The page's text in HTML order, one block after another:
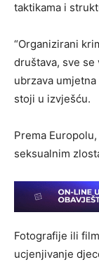
taktikama i
“Organizirani
društava, sve
ubrzava
stoji u izvješću.
Prema
seksualnim
Fotografije ili
ucjenjivanje